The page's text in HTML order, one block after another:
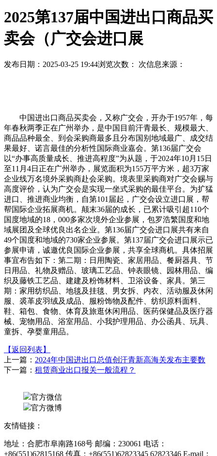
2025第137届中国进出口商品买
卖会（广交会进口展
发布日期：2025-03-25 19:44浏览次数： 次信息来源：
中国进出口商品买卖会，又称广交会，开办于1957年，每
年春秋两季正在广州举办，是中国目前汗青最长、规模最大、
商品品种最全、到会采购商最多且分布国别地域最广、成交结
果最好、诺言最佳的分析性国际商业嘉会。第136届广交会
以“办事高质量成长、推进高程度”为从题，于2024年10月15日
至11月4日正在广州举办，展览面积为155万平方米，超3万家
企业线万名境外采购商赴会采购。境表里采购商对广交会赐与
高度评价，认为广交会是实现一坐式采购的最佳平台。为扩猛
进口、推进商业均衡，自第101届起，广交会设立进口展，帮
帮国际企业拓展商机。颠末36届的成长，已累计吸引超110个
国度地域的18，000多家次境外企业参展，包罗浩繁国度和地
域展团及全球优良出名企业。第136届广交会进口展共有来自
49个国度和地域的730家企业参展。第137届广交会进口展示已
参展申请，诚邀优良国际企业参展，共享全球商机。具体招展
事宜布告如下：第二期：日用陶瓷、家居用品、餐厨器具、节
日用品、礼物及赠品、玻璃工艺品、钟表眼镜、园林用品、编
织及藤铁工艺品、建建及粉饰材料、卫浴设备、家具。第三
期：家用纺织品、地毯及挂毯、男女拆、内衣、活动服及休闲
服、裘革皮羽绒及成品、服粉饰物及配件、纺织原料面料、
鞋、箱包、食物、体育及旅逛休闲用品、医药保健品及医疗器
械、宠物用品、浴室用品、小我护理用品、办公函具、玩具、
童拆、孕婴童用品。
【返回列表】
上一篇： 2024年中国进出口总值创汗青新高海关发布主要数
下一篇： 租赁商业出口报关一般流程？
官方微信
官方微博
友情链接：
地址：合肥市阜南路168号 邮编：230061 电话：
+86(551)62815168 传真：+86(551)62823345 62823346 E-mail：